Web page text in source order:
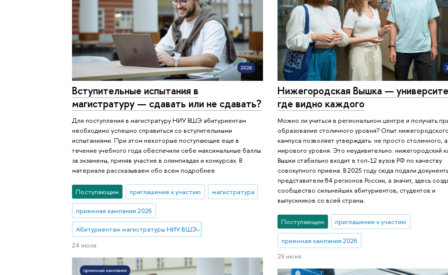
Вступительные испытания в
магистратуру — сдавать или не сдавать?
Для поступления в магистратуру НИУ ВШЭ абитуриентам
необходимо успешно справиться со вступительными
испытаниями. При этом некоторые поступающие еще в
течение учебного года обеспечили себе максимальные баллы
за экзамены, приняв участие в олимпиадах и конкурсах. В
материале рассказываем обо всем подробнее.
Поступающим приглашение к участию магистратура
приемная кампания 2026
Абитуриентам магистратуры НИУ ВШЭ—Нижний Новгород
24 июля
Нижегородская Вышка —
где видно каждого
Можно ли учиться в региональном центре и получать
образование столичного уровня? Опыт
кампуса позволяет утверждать: не просто столичного, а
мирового уровня. Это неудивительно: нижегородский
Вышки стабильно входит в топ-12 вузов РФ по качеству
совокупного приема. В 2025 году сюда подали
представители 84 регионов России, а значит, здесь
сообщество сильнейших абитуриентов, студентов и
выпускников со всей страны.
Поступающим приглашение к участию
приемная кампания 2026
29 июня